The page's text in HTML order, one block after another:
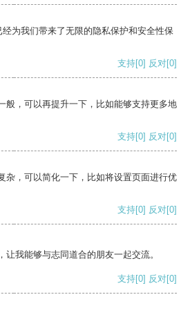
为我们带来了无限的隐私保护和安全性保
支持[0] 反对[0]
般，可以再提升一下，比如能够支持更多地
支持[0] 反对[0]
杂，可以简化一下，比如将设置页面进行优
支持[0] 反对[0]
让我能够与志同道合的朋友一起交流。
支持[0] 反对[0]